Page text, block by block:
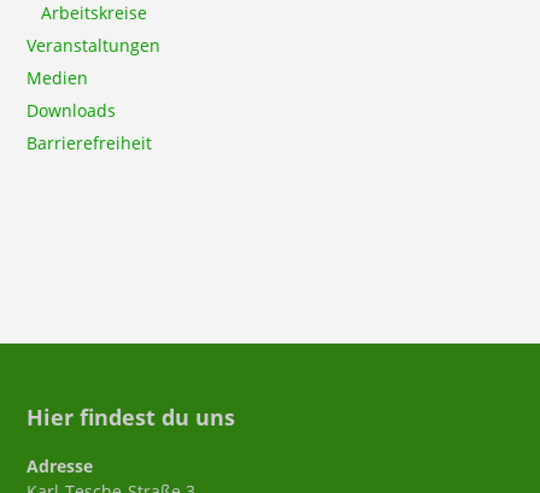
Arbeitskreise
Veranstaltungen
Medien
Downloads
Barrierefreiheit
Hier findest du uns
Adresse